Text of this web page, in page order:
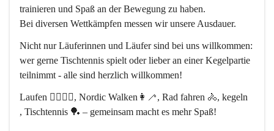
trainieren und Spaß an der Bewegung zu haben.
Bei diversen Wettkämpfen messen wir unsere Ausdauer.
Nicht nur Läuferinnen und Läufer sind bei uns willkommen:
wer gerne Tischtennis spielt oder lieber an einer Kegelpartie
teilnimmt - alle sind herzlich willkommen!
Laufen 🏃‍♂️🏃‍♀️, Nordic Walken👩‍🦯, Rad fahren 🚴, kegeln
, Tischtennis 🏓 – gemeinsam macht es mehr Spaß!